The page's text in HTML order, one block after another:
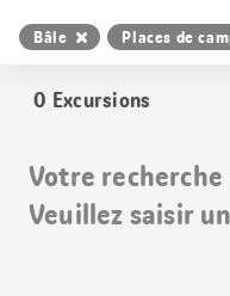
Bâle Places de
0 Excursions
Votre
Veuillez saisir